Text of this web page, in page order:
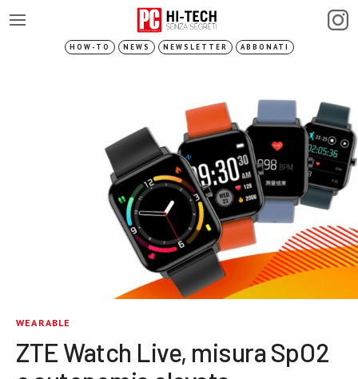
HOW-TO NEWS NEWSLETTER ABBONATI
WEARABLE
ZTE Watch Live, misura SpO2